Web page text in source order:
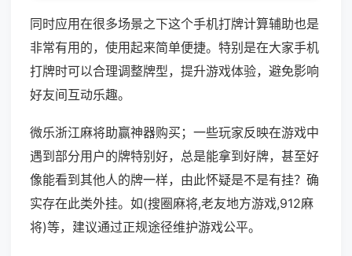
同时应用在很多场景之下这个手机打牌计算辅助也是
非常有用的，使用起来简单便捷。特别是在大家手机
打牌时可以合理调整牌型，提升游戏体验，避免影响
好友间互动乐趣。
微乐浙江麻将助赢神器购买；一些玩家反映在游戏中
遇到部分用户的牌特别好，总是能拿到好牌，甚至好
像能看到其他人的牌一样，由此怀疑是不是有挂？确
实存在此类外挂。如(搜圈麻将,老友地方游戏,912麻
将)等，建议通过正规途径维护游戏公平。